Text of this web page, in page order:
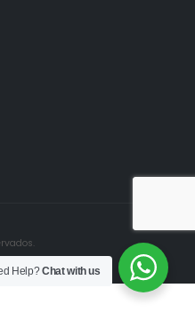
Help?Chat with us